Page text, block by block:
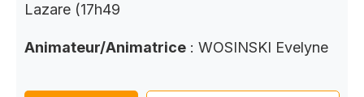
Lazare (17h49
Animateur/Animatrice : WOSINSKI Evelyne